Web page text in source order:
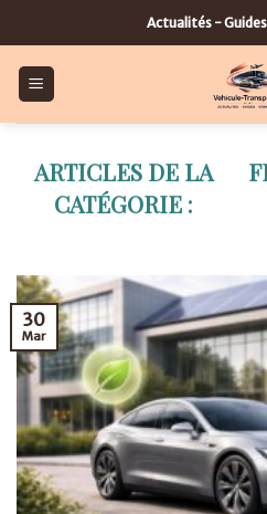
to
content
Actualités -
30
Mar